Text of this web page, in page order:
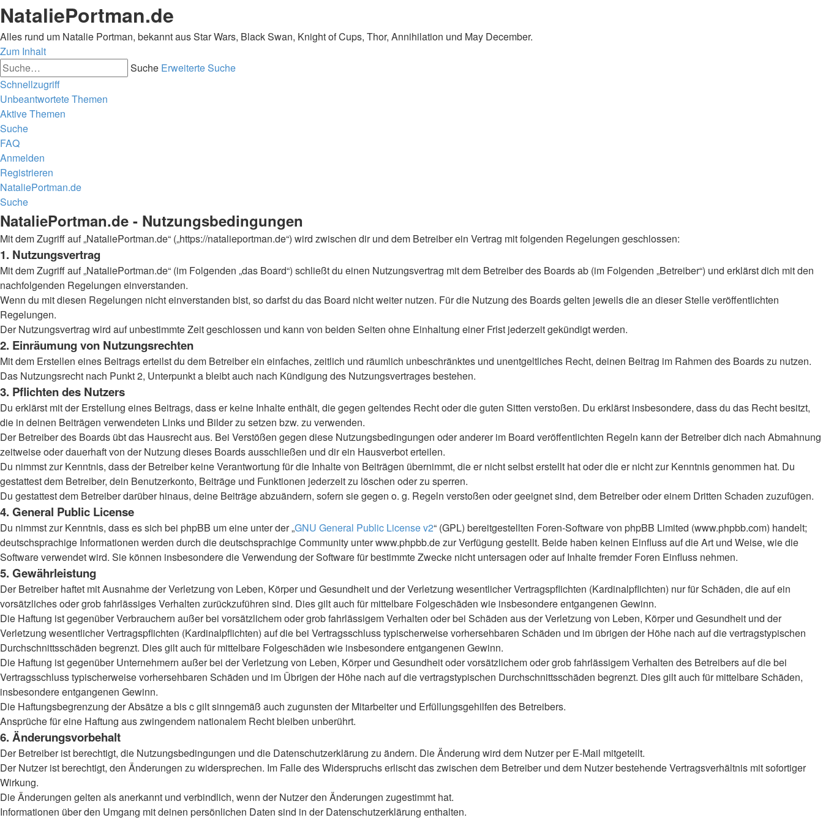
NataliePortman.de
Alles rund um Natalie Portman, bekannt aus Star Wars, Black Swan, Knight of Cups, Thor, Annihilation und May December.
Zum Inhalt
Suche Erweiterte Suche
Schnellzugriff
Unbeantwortete Themen
Aktive Themen
Suche
FAQ
Anmelden
Registrieren
NataliePortman.de
Suche
NataliePortman.de - Nutzungsbedingungen
Mit dem Zugriff auf „NataliePortman.de“ („https://natalieportman.de“) wird zwischen dir und dem Betreiber ein Vertrag mit folgenden Regelungen geschlossen:
1. Nutzungsvertrag
Mit dem Zugriff auf „NataliePortman.de“ (im Folgenden „das Board“) schließt du einen Nutzungsvertrag mit dem Betreiber des Boards ab (im Folgenden „Betreiber“) und erklärst dich mit den
nachfolgenden Regelungen einverstanden.
Wenn du mit diesen Regelungen nicht einverstanden bist, so darfst du das Board nicht weiter nutzen. Für die Nutzung des Boards gelten jeweils die an dieser Stelle veröffentlichten
Regelungen.
Der Nutzungsvertrag wird auf unbestimmte Zeit geschlossen und kann von beiden Seiten ohne Einhaltung einer Frist jederzeit gekündigt werden.
2. Einräumung von Nutzungsrechten
Mit dem Erstellen eines Beitrags erteilst du dem Betreiber ein einfaches, zeitlich und räumlich unbeschränktes und unentgeltliches Recht, deinen Beitrag im Rahmen des Boards zu nutzen.
Das Nutzungsrecht nach Punkt 2, Unterpunkt a bleibt auch nach Kündigung des Nutzungsvertrages bestehen.
3. Pflichten des Nutzers
Du erklärst mit der Erstellung eines Beitrags, dass er keine Inhalte enthält, die gegen geltendes Recht oder die guten Sitten verstoßen. Du erklärst insbesondere, dass du das Recht besitzt,
die in deinen Beiträgen verwendeten Links und Bilder zu setzen bzw. zu verwenden.
Der Betreiber des Boards übt das Hausrecht aus. Bei Verstößen gegen diese Nutzungsbedingungen oder anderer im Board veröffentlichten Regeln kann der Betreiber dich nach Abmahnung
zeitweise oder dauerhaft von der Nutzung dieses Boards ausschließen und dir ein Hausverbot erteilen.
Du nimmst zur Kenntnis, dass der Betreiber keine Verantwortung für die Inhalte von Beiträgen übernimmt, die er nicht selbst erstellt hat oder die er nicht zur Kenntnis genommen hat. Du
gestattest dem Betreiber, dein Benutzerkonto, Beiträge und Funktionen jederzeit zu löschen oder zu sperren.
Du gestattest dem Betreiber darüber hinaus, deine Beiträge abzuändern, sofern sie gegen o. g. Regeln verstoßen oder geeignet sind, dem Betreiber oder einem Dritten Schaden zuzufügen.
4. General Public License
Du nimmst zur Kenntnis, dass es sich bei phpBB um eine unter der „GNU General Public License v2“ (GPL) bereitgestellten Foren-Software von phpBB Limited (www.phpbb.com) handelt;
deutschsprachige Informationen werden durch die deutschsprachige Community unter www.phpbb.de zur Verfügung gestellt. Beide haben keinen Einfluss auf die Art und Weise, wie die
Software verwendet wird. Sie können insbesondere die Verwendung der Software für bestimmte Zwecke nicht untersagen oder auf Inhalte fremder Foren Einfluss nehmen.
5. Gewährleistung
Der Betreiber haftet mit Ausnahme der Verletzung von Leben, Körper und Gesundheit und der Verletzung wesentlicher Vertragspflichten (Kardinalpflichten) nur für Schäden, die auf ein
vorsätzliches oder grob fahrlässiges Verhalten zurückzuführen sind. Dies gilt auch für mittelbare Folgeschäden wie insbesondere entgangenen Gewinn.
Die Haftung ist gegenüber Verbrauchern außer bei vorsätzlichem oder grob fahrlässigem Verhalten oder bei Schäden aus der Verletzung von Leben, Körper und Gesundheit und der
Verletzung wesentlicher Vertragspflichten (Kardinalpflichten) auf die bei Vertragsschluss typischerweise vorhersehbaren Schäden und im übrigen der Höhe nach auf die vertragstypischen
Durchschnittsschäden begrenzt. Dies gilt auch für mittelbare Folgeschäden wie insbesondere entgangenen Gewinn.
Die Haftung ist gegenüber Unternehmern außer bei der Verletzung von Leben, Körper und Gesundheit oder vorsätzlichem oder grob fahrlässigem Verhalten des Betreibers auf die bei
Vertragsschluss typischerweise vorhersehbaren Schäden und im Übrigen der Höhe nach auf die vertragstypischen Durchschnittsschäden begrenzt. Dies gilt auch für mittelbare Schäden,
insbesondere entgangenen Gewinn.
Die Haftungsbegrenzung der Absätze a bis c gilt sinngemäß auch zugunsten der Mitarbeiter und Erfüllungsgehilfen des Betreibers.
Ansprüche für eine Haftung aus zwingendem nationalem Recht bleiben unberührt.
6. Änderungsvorbehalt
Der Betreiber ist berechtigt, die Nutzungsbedingungen und die Datenschutzerklärung zu ändern. Die Änderung wird dem Nutzer per E-Mail mitgeteilt.
Der Nutzer ist berechtigt, den Änderungen zu widersprechen. Im Falle des Widerspruchs erlischt das zwischen dem Betreiber und dem Nutzer bestehende Vertragsverhältnis mit sofortiger
Wirkung.
Die Änderungen gelten als anerkannt und verbindlich, wenn der Nutzer den Änderungen zugestimmt hat.
Informationen über den Umgang mit deinen persönlichen Daten sind in der Datenschutzerklärung enthalten.